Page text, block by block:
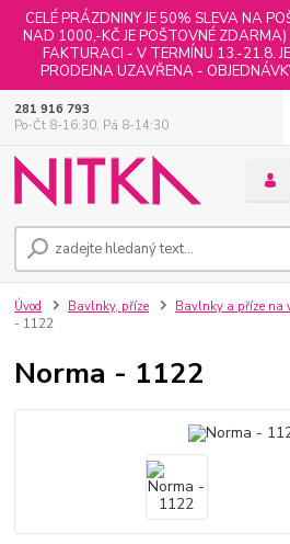
CELÉ PRÁZDNINY JE 50% SLEVA NA
NAD 1000,-KČ JE POŠTOVNÉ
FAKTURACI - V TERMÍNU 13.-21.8.
PRODEJNA UZAVŘENA -
281 916 793
Po-Čt 8-16:30, Pá 8-14:30
Úvod Bavlnky, příze Bavlnky a příze na
- 1122
Norma - 1122